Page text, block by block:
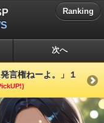
Ranking
次へ
言権ねーよ。」１